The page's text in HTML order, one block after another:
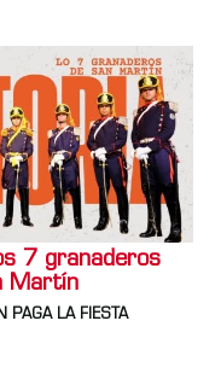
7 granaderos
Martín
PAGA LA FIESTA